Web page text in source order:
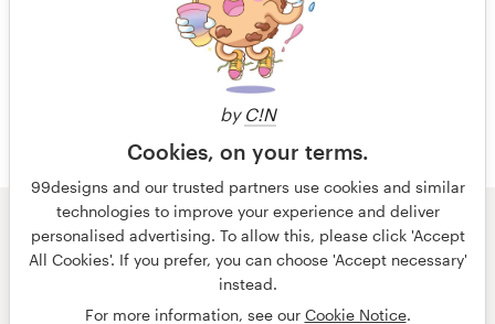
by C!N
Cookies, on your terms.
99designs and our trusted partners use cookies and similar
technologies to improve your experience and deliver
personalised advertising. To allow this, please click 'Accept
All Cookies'. If you prefer, you can choose 'Accept necessary'
instead.
For more information, see our Cookie Notice.
Ainda não encontrou o que está
procurando? Pesquise para então encontrar
© 99designs
por Vista
Termos e condições
Privacidade
Dados sobre a empresa